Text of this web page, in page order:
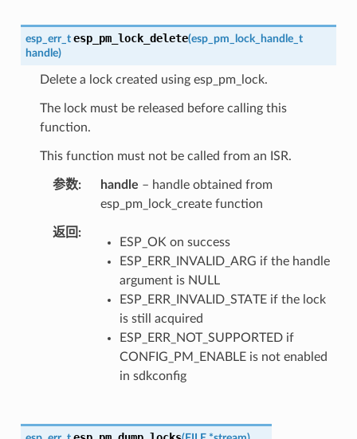
esp_err_t esp_pm_lock_delete(esp_pm_lock_handle_t
handle)
Delete a lock created using esp_pm_lock.
The lock must be released before calling this
function.
This function must not be called from an ISR.
参数 handle – handle obtained from
esp_pm_lock_create function
返回
ESP_OK on success
ESP_ERR_INVALID_ARG if the handle
argument is NULL
ESP_ERR_INVALID_STATE if the lock
is still acquired
ESP_ERR_NOT_SUPPORTED if
CONFIG_PM_ENABLE is not enabled
in sdkconfig